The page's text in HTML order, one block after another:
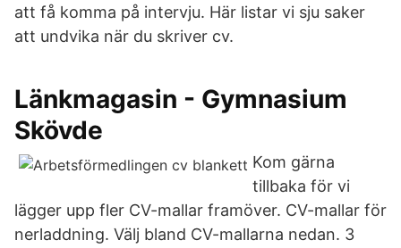
att få komma på intervju. Här listar vi sju saker
att undvika när du skriver cv.
Länkmagasin - Gymnasium
Skövde
Kom gärna
tillbaka för vi
lägger upp fler CV-mallar framöver. CV-mallar för
nerladdning. Välj bland CV-mallarna nedan. 3